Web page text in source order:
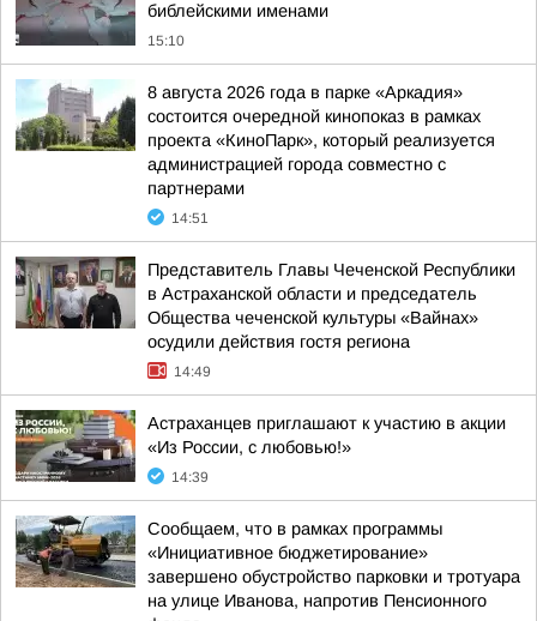
библейскими именами
15:10
8 августа 2026 года в парке «Аркадия»
состоится очередной кинопоказ в рамках
проекта «КиноПарк», который реализуется
администрацией города совместно с
партнерами
14:51
Представитель Главы Чеченской Республики
в Астраханской области и председатель
Общества чеченской культуры «Вайнах»
осудили действия гостя региона
14:49
Астраханцев приглашают к участию в акции
«Из России, с любовью!»
14:39
Сообщаем, что в рамках программы
«Инициативное бюджетирование»
завершено обустройство парковки и тротуара
на улице Иванова, напротив Пенсионного